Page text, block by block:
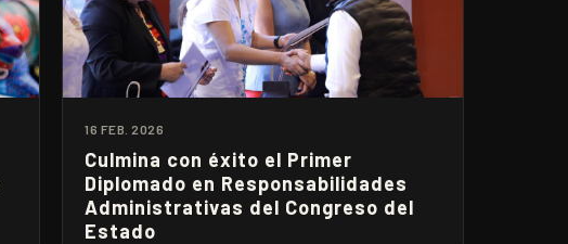
16 FEB. 2026
Culmina con éxito el Primer
Diplomado en Responsabilidades
Administrativas del Congreso del
Estado